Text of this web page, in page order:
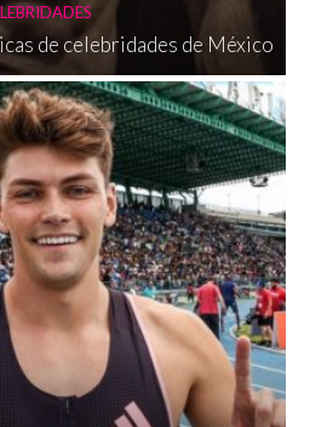
de celebridades de México